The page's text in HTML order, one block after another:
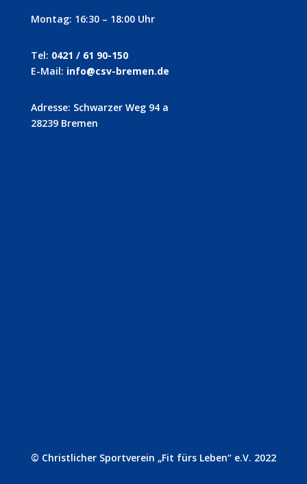
Montag: 16:30 – 18:00 Uhr
Tel: 0421 / 61 90-150
E-Mail: info@csv-bremen.de
Adresse: Schwarzer Weg 94 a
28239 Bremen
© Christlicher Sportverein „Fit fürs Leben“ e.V. 2022